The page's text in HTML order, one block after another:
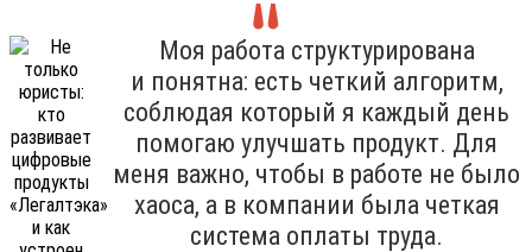
Моя работа структурирована
и понятна: есть четкий алгоритм,
соблюдая который я каждый день
помогаю улучшать продукт. Для
меня важно, чтобы в работе не было
хаоса, а в компании была четкая
система оплаты труда.